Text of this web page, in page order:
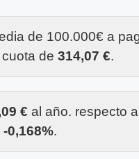
de 100.000€ a
de 314,07 €.
€ al año. respecto
-0,168%.